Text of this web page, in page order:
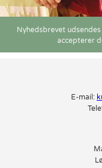
Nyhedsbrevet
accepterer
E-mail: